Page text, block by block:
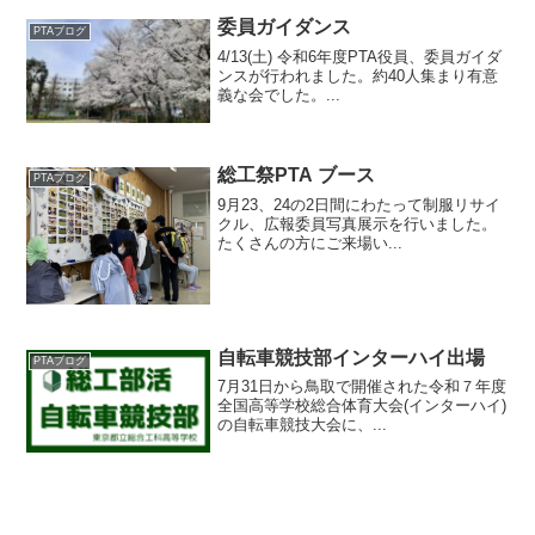
PTAブログ 委員ガイダンス
4/13(土) 令和6年度PTA役員、委員ガイダ
ンスが行われました。約40人集まり有意
義な会でした。...
PTAブログ 総工祭PTA ブース
9月23、24の2日間にわたって制服リサイ
クル、広報委員写真展示を行いました。
たくさんの方にご来場い...
PTAブログ 自転車競技部インターハイ出場
7月31日から鳥取で開催された令和７年度
全国高等学校総合体育大会(インターハイ)
の自転車競技大会に、...